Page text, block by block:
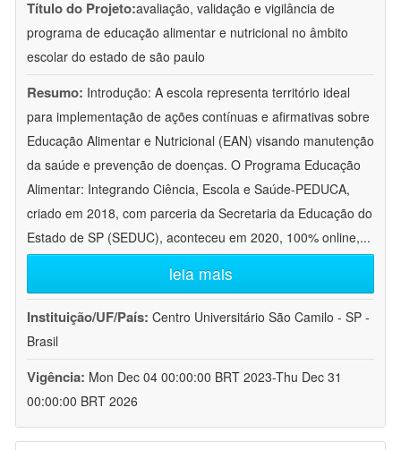
Título do Projeto:avaliação, validação e vigilância de
programa de educação alimentar e nutricional no âmbito
escolar do estado de são paulo
Resumo: Introdução: A escola representa território ideal
para implementação de ações contínuas e afirmativas sobre
Educação Alimentar e Nutricional (EAN) visando manutenção
da saúde e prevenção de doenças. O Programa Educação
Alimentar: Integrando Ciência, Escola e Saúde-PEDUCA,
criado em 2018, com parceria da Secretaria da Educação do
Estado de SP (SEDUC), aconteceu em 2020, 100% online,...
leia mais
Instituição/UF/País: Centro Universitário São Camilo - SP -
Brasil
Vigência: Mon Dec 04 00:00:00 BRT 2023-Thu Dec 31
00:00:00 BRT 2026